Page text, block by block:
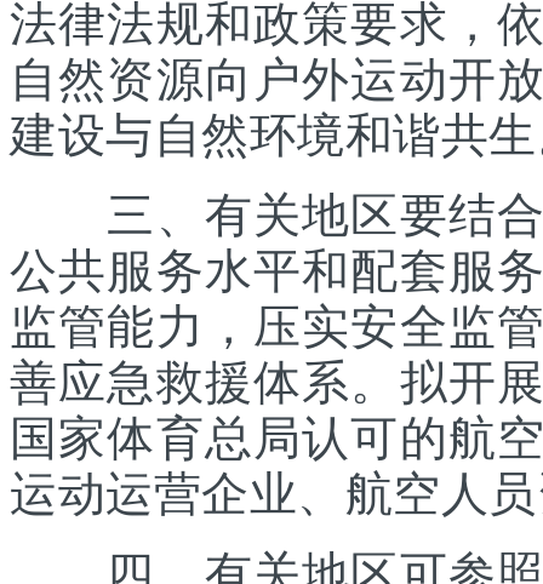
法律法规和政策要求，
自然资源向户外运动开
建设与自然环境和谐共
三、有关地区要结合
公共服务水平和配套服
监管能力，压实安全监
善应急救援体系。拟开
国家体育总局认可的航
运动运营企业、航空人
四、有关地区可参照